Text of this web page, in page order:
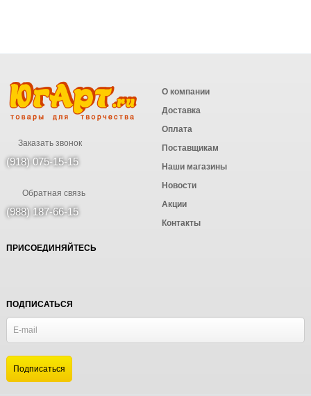
Заказать звонок
(918) 075-15-15
Обратная связь
(988) 187-66-15
О компании
Доставка
Оплата
Поставщикам
Наши магазины
Новости
Акции
Контакты
ПРИСОЕДИНЯЙТЕСЬ
ПОДПИСАТЬСЯ